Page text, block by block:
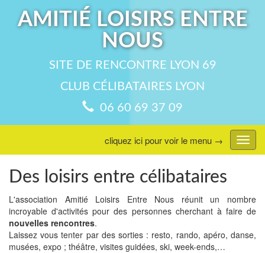
AMITIÉ LOISIRS ENTRE
NOUS
SITE DE RENCONTRE LYON 69
CLUB CÉLIBATAIRES LYON
06 60 69 37 09
menu
cliquez ici pour voir le menu →
Des loisirs entre célibataires
L'association Amitié Loisirs Entre Nous réunit un nombre
incroyable d'activités pour des personnes cherchant à faire de
nouvelles rencontres.
Laissez vous tenter par des sorties : resto, rando, apéro, danse,
musées, expo ; théâtre, visites guidées, ski, week-ends,…